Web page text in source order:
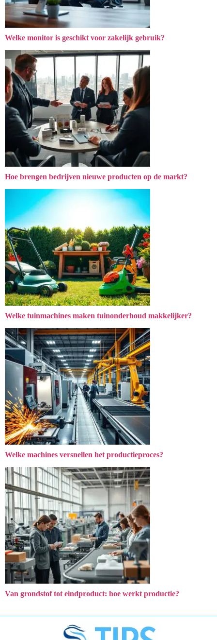
Welke monitor is geschikt voor zakelijk gebruik?
Hoe brengen bedrijven nieuwe producten op de markt?
Welke tuinmachines maken tuinonderhoud makkelijker?
Welke machines versnellen het productieproces?
Van grondstof tot eindproduct: hoe werkt productie?